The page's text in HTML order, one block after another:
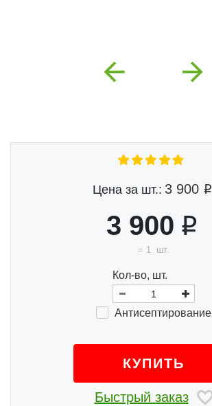
Previous Next
Цена за шт.: 3 900
3 900
= 1 шт.
Кол-во, шт.
Антисептирование
КУПИТЬ
Быстрый заказ